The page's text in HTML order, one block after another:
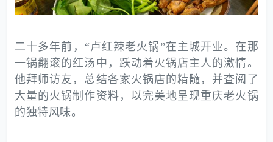
二十多年前，“卢红辣老火锅”在主城开业。在那
一锅翻滚的红汤中，跃动着火锅店主人的激情。
他拜师访友，总结各家火锅店的精髓，并查阅了
大量的火锅制作资料，以完美地呈现重庆老火锅
的独特风味。